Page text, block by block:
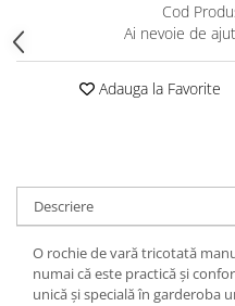
Cod
Ai nevoie de
Adauga la Favorite
Descriere
O rochie de vară tricotată
numai că este practică și
unică și specială în garderoba